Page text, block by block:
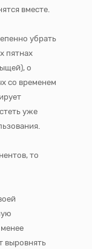
вместе.
убрать
пятнах
о
со временем
уже
то
выровнять